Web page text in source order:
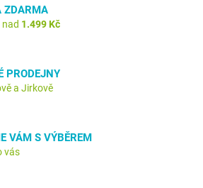
á
d
p
r
y
v
ZDARMA
1.499 Kč
PRODEJNY
a Jirkově
VÁM S VÝBĚREM
vás